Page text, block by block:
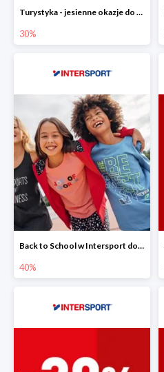
Turystyka - jesienne okazje do -30%
30%
Back to School w Intersport do -40%
40%